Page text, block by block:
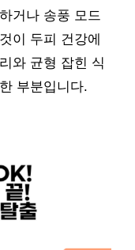
거나 송풍 모드
이 두피 건강에
와 균형 잡힌 식
부분입니다.